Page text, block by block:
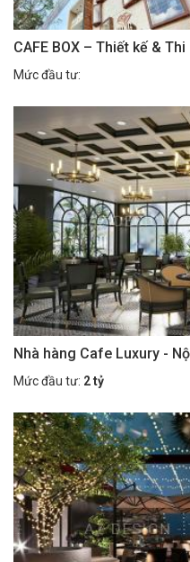
CAFE BOX – Thiết kế &
Mức đầu tư:
Nhà hàng Cafe Luxury -
Mức đầu tư: 2 tỷ